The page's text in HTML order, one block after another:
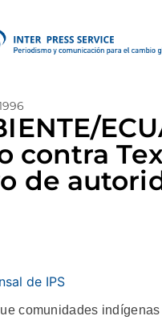
contra
de
de IPS
comunidades indígenas